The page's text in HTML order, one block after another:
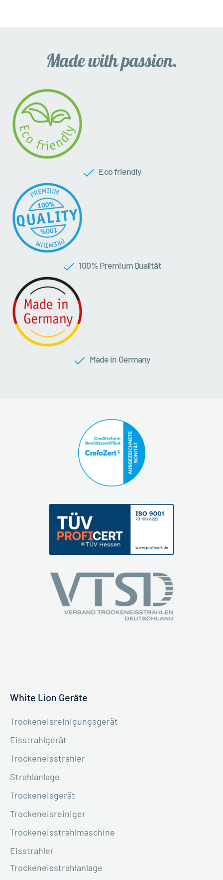
Eco friendly
100 % Premium Qualität
Made in Germany
White Lion Geräte
Trockeneisreinigungsgerät
Eisstrahlgerät
Trockeneisstrahler
Strahlanlage
Trockeneisgerät
Trockeneisreiniger
Trockeneisstrahlmaschine
Eisstrahler
Trockeneisstrahlanlage